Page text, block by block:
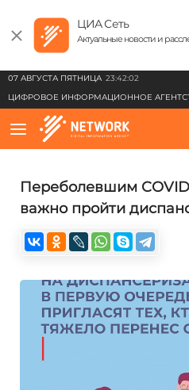
ЦИА Сеть
Актуальные новости и
07 АВГУСТА ПЯТНИЦА 23:42:02
ЦИФРОВОЕ ИНФОРМАЦИОННОЕ
Переболевшим
важно пройти